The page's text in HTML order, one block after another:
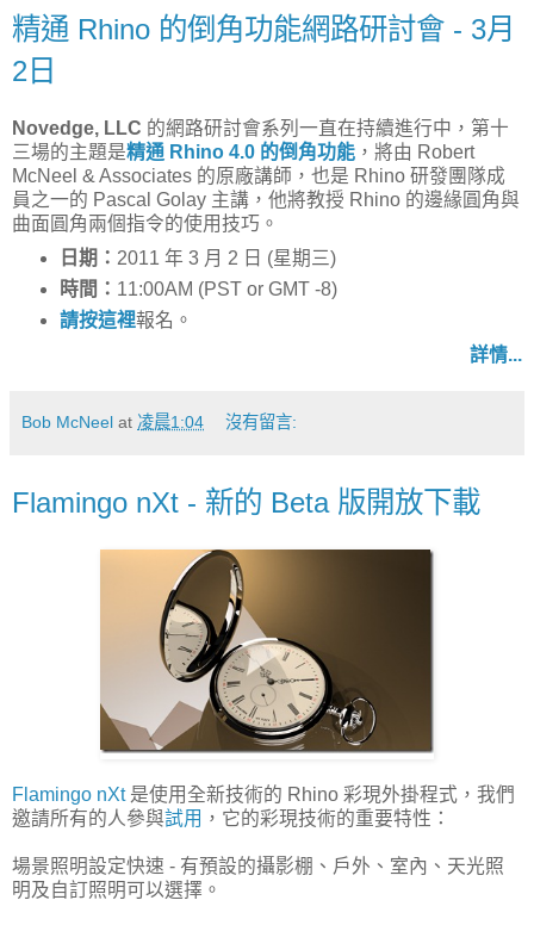
精通 Rhino 的倒角功能網路研討會 - 3月
2日
Novedge, LLC 的網路研討會系列一直在持續進行中，第十
三場的主題是精通 Rhino 4.0 的倒角功能 ，將由 Robert
McNeel & Associates 的原廠講師，也是 Rhino 研發團隊成
員之一的 Pascal Golay 主講，他將教授 Rhino 的邊緣圓角與
曲面圓角兩個指令的使用技巧。
日期： 2011 年 3 月 2 日 (星期三)
時間： 11:00AM (PST or GMT -8)
請按這裡報名。
詳情...
Bob McNeel at 凌晨1:04 沒有留言:
Flamingo nXt - 新的 Beta 版開放下載
Flamingo nXt是使用全新技術的 Rhino 彩現外掛程式，我們
邀請所有的人參與試用 ，它的彩現技術的重要特性：
場景照明設定快速 - 有預設的攝影棚、戶外、室內、天光照
明及自訂照明可以選擇。